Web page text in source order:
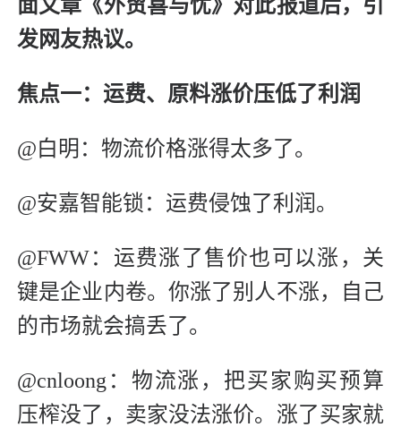
面文章《外贸喜与忧》对此报道后，引
发网友热议。
焦点一：运费、原料涨价压低了利润
@白明：物流价格涨得太多了。
@安嘉智能锁：运费侵蚀了利润。
@FWW：运费涨了售价也可以涨，关
键是企业内卷。你涨了别人不涨，自己
的市场就会搞丢了。
@cnloong：物流涨，把买家购买预算
压榨没了，卖家没法涨价。涨了买家就